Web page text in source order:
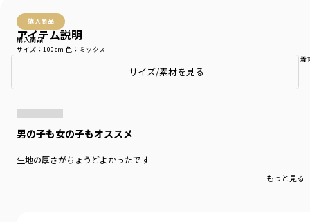
購入商品
購入商品
：普段着（通園・通学）着
サイズ：100cm 色：ミックス
男の子も女の子もオススメ
生地の厚さがちょうどよかったです
もっと見る
アイテム説明
サイズ/素材を見る